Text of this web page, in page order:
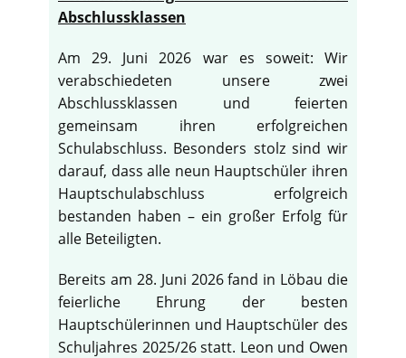
Abschlussklassen
Am 29. Juni 2026 war es soweit: Wir
verabschiedeten unsere zwei
Abschlussklassen und feierten
gemeinsam ihren erfolgreichen
Schulabschluss. Besonders stolz sind wir
darauf, dass alle neun Hauptschüler ihren
Hauptschulabschluss erfolgreich
bestanden haben – ein großer Erfolg für
alle Beteiligten.
Bereits am 28. Juni 2026 fand in Löbau die
feierliche Ehrung der besten
Hauptschülerinnen und Hauptschüler des
Schuljahres 2025/26 statt. Leon und Owen